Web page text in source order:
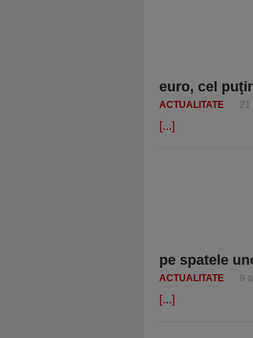
euro, cel
ACTUALITATE 21
[...]
pe spatele
ACTUALITATE 9
[...]